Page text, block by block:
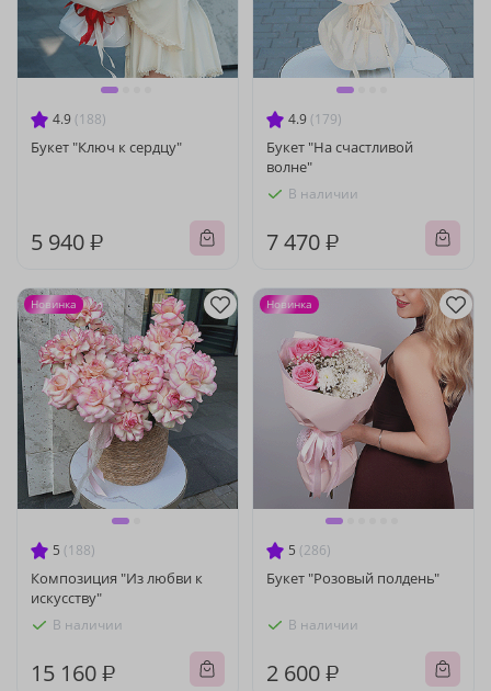
4.9 (188)
Букет "Ключ к сердцу"
5 940 ₽
4.9 (179)
Букет "На счастливой
волне"
В наличии
7 470 ₽
5 (188)
Композиция "Из любви к
искусству"
В наличии
15 160 ₽
Новинка
5 (286)
Букет "Розовый полдень"
В наличии
2 600 ₽
Новинка